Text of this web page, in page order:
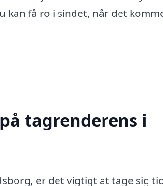
få ro i sindet, når det
tagrenderens i
er det vigtigt at tage sig